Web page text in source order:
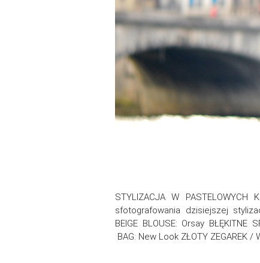
STYLIZACJA W
sfotografowania dzisiejszej
BEIGE BLOUSE: Orsay
BAG: New Look ZŁOTY ZEGAREK